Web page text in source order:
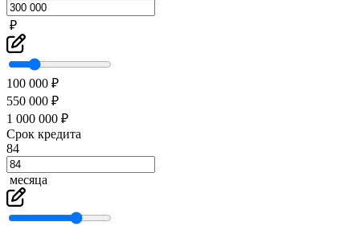
₽
100 000 ₽
550 000 ₽
1 000 000 ₽
Срок кредита
84
месяца